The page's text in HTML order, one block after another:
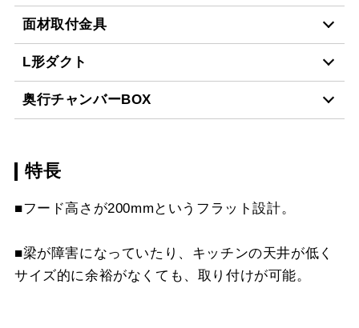
MP-604 W ¥5,610（税抜価格 ￥
MP-604 SI ¥7,370（税抜価格 ￥
スクロールできます
CH-BFE-5060 BK ¥23,870（税抜価格 ￥
CH-BFE-5060 W ¥23,870（税抜価格 ￥
CH-BFE-5060 SI ¥27,390（税抜価格 ￥
CH-BFE-5075 W
CH-BFE-5090 BK ¥30,360（税抜価格 ￥
スクロールできます
CSF16-4001 ¥4,950（税抜価格 ￥
面材取付金具
MP-MTKU-60 BK ¥7,150（税抜価格 ￥
MP-MTKU-75 BK
MP-MTKU-75 SI ¥9,900（税抜価格 ￥
MP-MTKU-90 BK ¥8,470（税抜価格 ￥
L形ダクト
奥行チャンバーBOX
CH-BFE-5060 BK
CH-BFE-5060 SI ¥27,390（税抜価格 ￥
CH-BFE-5075 BK ¥27,170（税抜価格 ￥
スクロールできます
特長
■フード高さが200mmというフラット設計。
■梁が障害になっていたり、キッチンの天井が低く
サイズ的に余裕がなくても、取り付けが可能。